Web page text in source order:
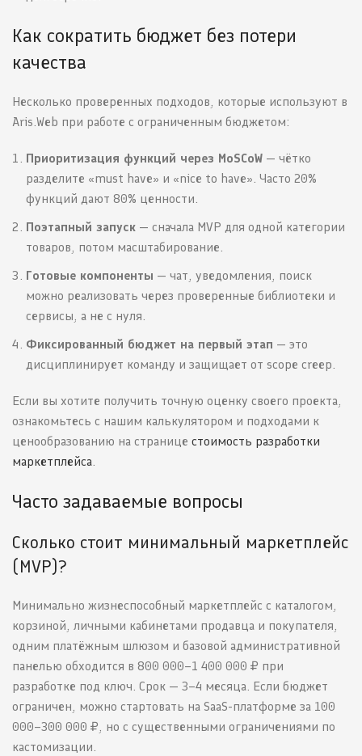
Как сократить бюджет без потери
качества
Несколько проверенных подходов, которые используют в
Aris.Web при работе с ограниченным бюджетом:
Приоритизация функций через MoSCoW — чётко
разделите «must have» и «nice to have». Часто 20%
функций дают 80% ценности.
Поэтапный запуск — сначала MVP для одной категории
товаров, потом масштабирование.
Готовые компоненты — чат, уведомления, поиск
можно реализовать через проверенные библиотеки и
сервисы, а не с нуля.
Фиксированный бюджет на первый этап — это
дисциплинирует команду и защищает от scope creep.
Если вы хотите получить точную оценку своего проекта,
ознакомьтесь с нашим калькулятором и подходами к
ценообразованию на странице стоимость разработки
маркетплейса.
Часто задаваемые вопросы
Сколько стоит минимальный маркетплейс
(MVP)?
Минимально жизнеспособный маркетплейс с каталогом,
корзиной, личными кабинетами продавца и покупателя,
одним платёжным шлюзом и базовой административной
панелью обходится в 800 000–1 400 000 ₽ при
разработке под ключ. Срок — 3–4 месяца. Если бюджет
ограничен, можно стартовать на SaaS-платформе за 100
000–300 000 ₽, но с существенными ограничениями по
кастомизации.